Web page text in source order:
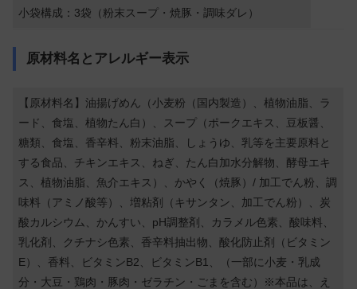
小袋構成：3袋（粉末スープ・焼豚・調味ダレ）
原材料名とアレルギー表示
【原材料名】油揚げめん（小麦粉（国内製造）、植物油脂、ラ
ード、食塩、植物たん白）、スープ（ポークエキス、豆板醤、
糖類、食塩、香辛料、粉末油脂、しょうゆ、乳等を主要原料と
する食品、チキンエキス、ねぎ、たん白加水分解物、酵母エキ
ス、植物油脂、魚介エキス）、かやく（焼豚）/ 加工でん粉、調
味料（アミノ酸等）、増粘剤（キサンタン、加工でん粉）、炭
酸カルシウム、かんすい、pH調整剤、カラメル色素、酸味料、
乳化剤、クチナシ色素、香辛料抽出物、酸化防止剤（ビタミン
E）、香料、ビタミンB2、ビタミンB1、（一部に小麦・乳成
分・大豆・鶏肉・豚肉・ゼラチン・ごまを含む）※本品は、え